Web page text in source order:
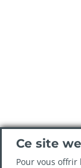
Ce site
Pour vous